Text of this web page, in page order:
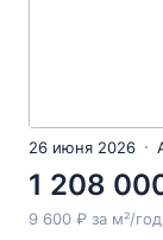
26 июня 2026
1 208
9 600 ₽ за м²/год